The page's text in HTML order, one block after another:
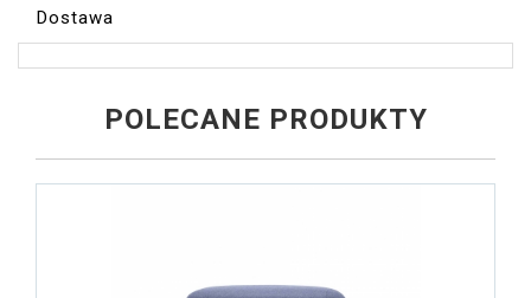
Dostawa
POLECANE PRODUKTY